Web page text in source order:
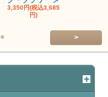
3,350円(税込3,685
円)
>